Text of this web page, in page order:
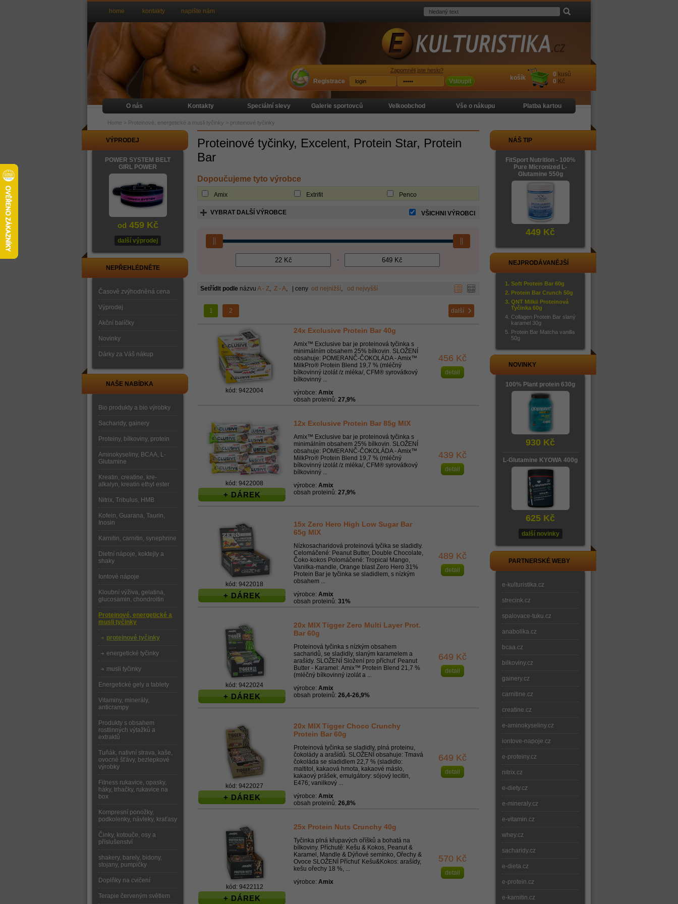
Proteinové tyčinky, Excelent, Protein Star, Protein
Bar
Dopoučujeme tyto výrobce
Amix Extrifit Penco
VYBRAT DALŠÍ VÝROBCE VŠICHNI VÝROBCI
-
Setřídit podle názvu A - Z, Z - A, | ceny od nejnižší, od nejvyšší
1 2 další
kód: 9422004
24x Exclusive Protein Bar 40g
Amix™ Exclusive bar je proteinová tyčinka s
minimálním obsahem 25% bílkovin. SLOŽENÍ
obsahuje: POMERANČ-ČOKOLÁDA - Amix™
MilkPro® Protein Blend 19,7 % (mléčný
bílkovinný izolát /z mléka/, CFM® syrovátkový
bílkovinný ...
výrobce: Amix
obsah proteinů: 27,9%
456 Kč
detail
kód: 9422008
+ DÁREK
12x Exclusive Protein Bar 85g MIX
Amix™ Exclusive bar je proteinová tyčinka s
minimálním obsahem 25% bílkovin. SLOŽENÍ
obsahuje: POMERANČ-ČOKOLÁDA - Amix™
MilkPro® Protein Blend 19,7 % (mléčný
bílkovinný izolát /z mléka/, CFM® syrovátkový
bílkovinný ...
výrobce: Amix
obsah proteinů: 27,9%
439 Kč
detail
kód: 9422018
+ DÁREK
15x Zero Hero High Low Sugar Bar
65g MIX
Nízkosacharidová proteinová tyčika se sladidly.
Celomáčené: Peanut Butter, Double Chocolate,
Čoko-kokos Polomáčené: Tropical Mango,
Vanilka-mandle, Orange blast Zero Hero 31%
Protein Bar je tyčinka se sladidlem, s nízkým
obsahem ...
výrobce: Amix
obsah proteinů: 31%
489 Kč
detail
kód: 9422024
+ DÁREK
20x MIX Tigger Zero Multi Layer Prot.
Bar 60g
Proteinová tyčinka s nízkým obsahem
sacharidů, se sladidly, slaným karamelem a
arašídy. SLOŽENÍ Složení pro příchuť Peanut
Butter - Karamel: Amix™ Protein Blend 21,7 %
(mléčný bílkovinný izolát a ...
výrobce: Amix
obsah proteinů: 26,4-26,9%
649 Kč
detail
kód: 9422027
+ DÁREK
20x MIX Tigger Choco Crunchy
Protein Bar 60g
Proteinová tyčinka se sladidly, plná proteinu,
čokolády a arašídů. SLOŽENÍ obsahuje: Tmavá
čokoláda se sladidlem 22,7 % (sladidlo:
maltitol, kakaová hmota, kakaové máslo,
kakaový prášek, emulgátory: sójový lecitin,
E476; vanilkový ...
výrobce: Amix
obsah proteinů: 26,8%
649 Kč
detail
kód: 9422112
+ DÁREK
25x Protein Nuts Crunchy 40g
Tyčinka plná křupavých oříšků a bohatá na
bílkoviny. Příchutě: Kešu & Kokos, Peanut &
Karamel, Mandle & Dýňové semínko, Ořechy &
Ovoce SLOŽENÍ Příchuť Kešu&Kokos: arašídy,
kešu ořechy 18 %, ...
výrobce: Amix
570 Kč
detail
VÝPRODEJ
POWER SYSTEM BELT
GIRL POWER
od 459 Kč
další výprodej
NEPŘEHLÉDNĚTE
Časově zvýhodněná cena
Výprodej
Akční balíčky
Novinky
Dárky za Váš nákup
NAŠE NABÍDKA
Bio produkty a bio výrobky
Sacharidy, gainery
Proteiny, bílkoviny, protein
Aminokyseliny, BCAA, L-
Glutamine
Kreatin, creatine, kre-
alkalyn, kreatin ethyl ester
Nitrix, Tribulus, HMB
Kofein, Guarana, Taurin,
Inosin
Karnitin, carnitin, synephrine
Dietní nápoje, koktejly a
shaky
Iontové nápoje
Kloubní výživa, gelatina,
glucosamin, chondroitin
Proteinové, energetické a
musli tyčinky
proteinové tyčinky
energetické tyčinky
musli tyčinky
Energetické gely a tablety
Vitaminy, minerály,
anticrampy
Produkty s obsahem
rostlinných výtažků a
extraktů
Tuňák, nativní strava, kaše,
ovocné šťávy, bezlepkové
výrobky
Fitness rukavice, opasky,
háky, trhačky, rukavice na
box
Kompresní ponožky,
podkolenky, návleky, kraťasy
Činky, kotouče, osy a
příslušenství
shakery, barely, bidony,
stojany, pumpičky
Doplňky na cvičení
Terapie červeným světlem
NÁŠ TIP
FitSport Nutrition - 100%
Pure Micronized L-
Glutamine 550g
449 Kč
NEJPRODÁVANĚJŠÍ
Soft Protein Bar 60g
Protein Bar Crunch 50g
QNT Milkii Proteinová
Tyčinka 60g
Collagen Protein Bar slaný
karamel 30g
Protein Bar Matcha vanilla
50g
NOVINKY
100% Plant protein 630g
930 Kč
L-Glutamine KYOWA 400g
625 Kč
další novinky
PARTNERSKÉ WEBY
e-kulturistika.cz
strecink.cz
spalovace-tuku.cz
anabolika.cz
bcaa.cz
bilkoviny.cz
gainery.cz
carnitine.cz
creatine.cz
e-aminokyseliny.cz
iontove-napoje.cz
e-proteiny.cz
nitrix.cz
e-diety.cz
e-mineraly.cz
e-vitamin.cz
whey.cz
sacharidy.cz
e-dieta.cz
e-protein.cz
e-karnitin.cz
home kontakty napište nám
O nás Kontakty Speciální slevy Galerie sportovců Velkoobchod Vše o nákupu Platba kartou
Home > Proteinové, energetické a musli tyčinky > proteinové tyčinky
košík 0 kusů
0 Kč
Registrace
Zapomněli jste heslo?
Vstoupit